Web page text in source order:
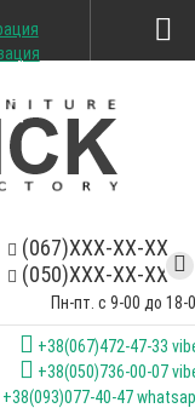
(067)XXX-XX-XX
(050)XXX-XX-XX
Пн-пт. с 9-00 до 18-
+38(067)472-47-33
+38(050)736-00-07
+38(093)077-40-47